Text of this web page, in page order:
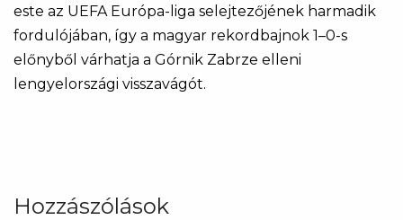
este az UEFA Európa-liga selejtezőjének harmadik
fordulójában, így a magyar rekordbajnok 1–0-s
előnyből várhatja a Górnik Zabrze elleni
lengyelországi visszavágót.
Hozzászólások